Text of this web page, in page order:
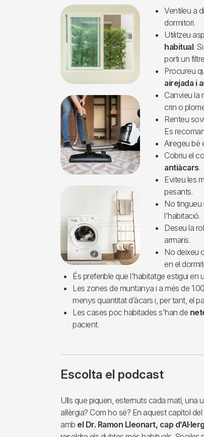
Imagen
Ventileu a
dormitori.
Utilitzeu
habitual.
porti un
Procureu
airejada i
Canvieu la
crin o
Renteu
Es
Airegeu bé
Cobriu el
antiàcars.
Eviteu les
pesants.
No tingueu
l'habitació.
Deseu la
armaris.
No deixeu
en el
És preferible que l'habitatge estigui en
Les zones de muntanya i a més de
menys quantitat d’àcars i, per tant, el
Les cases poc habitades s'han de
pacient.
Escolta el podcast
Ulls que piquen, esternuts cada matí, una
al·lèrgia? Com ho sé? En aquest capítol
amb el Dr. Ramon Lleonart, cap